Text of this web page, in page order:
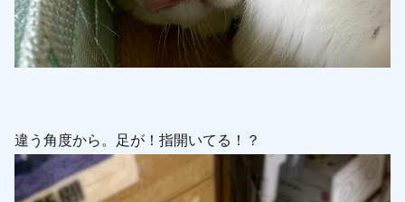
違う角度から。足が！指開いてる！？